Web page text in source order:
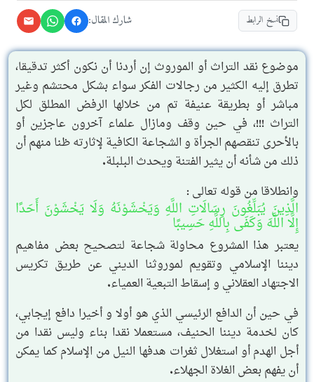
نسخ الرابط شارك المقال:
موضوع نقد التراث أو الموروث إن أردنا أن نكون أكثر تدقيقا،
تطرق إليه الكثير من رجالات الفكر سواء بشكل محتشم وغير
مباشر أو بطريقة عنيفة تم من خلالها الرفض المطلق لكل
التراث !!!، في حين وقف ومازال علماء آخرون عاجزين أو
بالأحرى تنقصهم الجرأة و الشجاعة الكافية لإثارته ظنا منهم أن
ذلك من شأنه أن يثير الفتنة ويحدث البلبلة.
وانطلاقا من قوله تعالى :
الَّذِينَ يُبَلِّغُونَ رِسَالَاتِ اللَّهِ وَيَخْشَوْنَهُ وَلَا يَخْشَوْنَ أَحَدًا
إِلَّا اللَّهَ وَكَفَى بِاللَّهِ حَسِيبًا
يعتبر هذا المشروع محاولة شجاعة لتصحيح بعض مفاهيم
ديننا الإسلامي وتقويم لموروثنا الديني عن طريق تكريس
الاجتهاد العقلاني و إسقاط التبعية العمياء.
في حين أن الدافع الرئيسي الذي هو أولا و أخيرا دافع إيجابي،
كان لخدمة ديننا الحنيف، مستعملا نقدا بناء وليس نقدا من
أجل الهدم أو استغلال ثغرات هدفها النيل من الإسلام كما يمكن
أن يفهم بعض الغلاة الجهلاء.